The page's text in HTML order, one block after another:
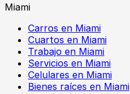
Miami
Carros en Miami
Cuartos en Miami
Trabajo en Miami
Servicios en Miami
Celulares en Miami
Bienes raíces en Miami